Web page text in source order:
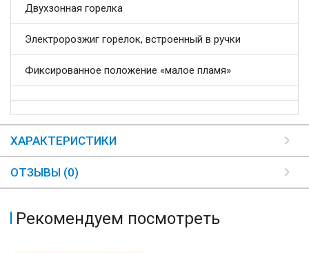
Двухзонная горелка
Электророзжиг горелок, встроенный в ручки
Фиксированное положение «малое пламя»
ХАРАКТЕРИСТИКИ
ОТЗЫВЫ (0)
Рекомендуем посмотреть